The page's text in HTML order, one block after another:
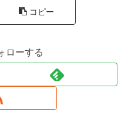
コピー
ローする